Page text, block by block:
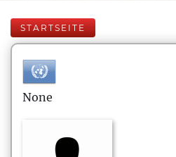
STARTSEITE
None